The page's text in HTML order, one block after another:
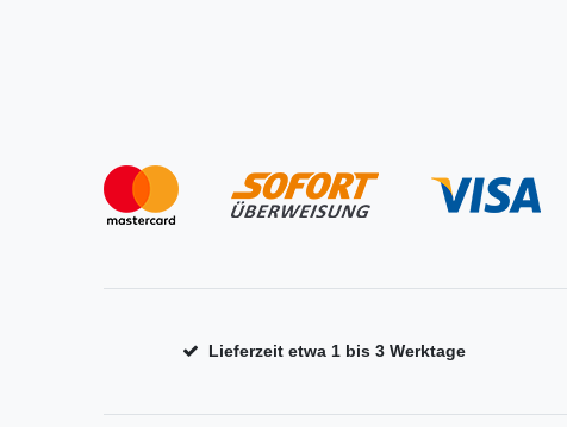
Lieferzeit etwa 1 bis 3 Werktage